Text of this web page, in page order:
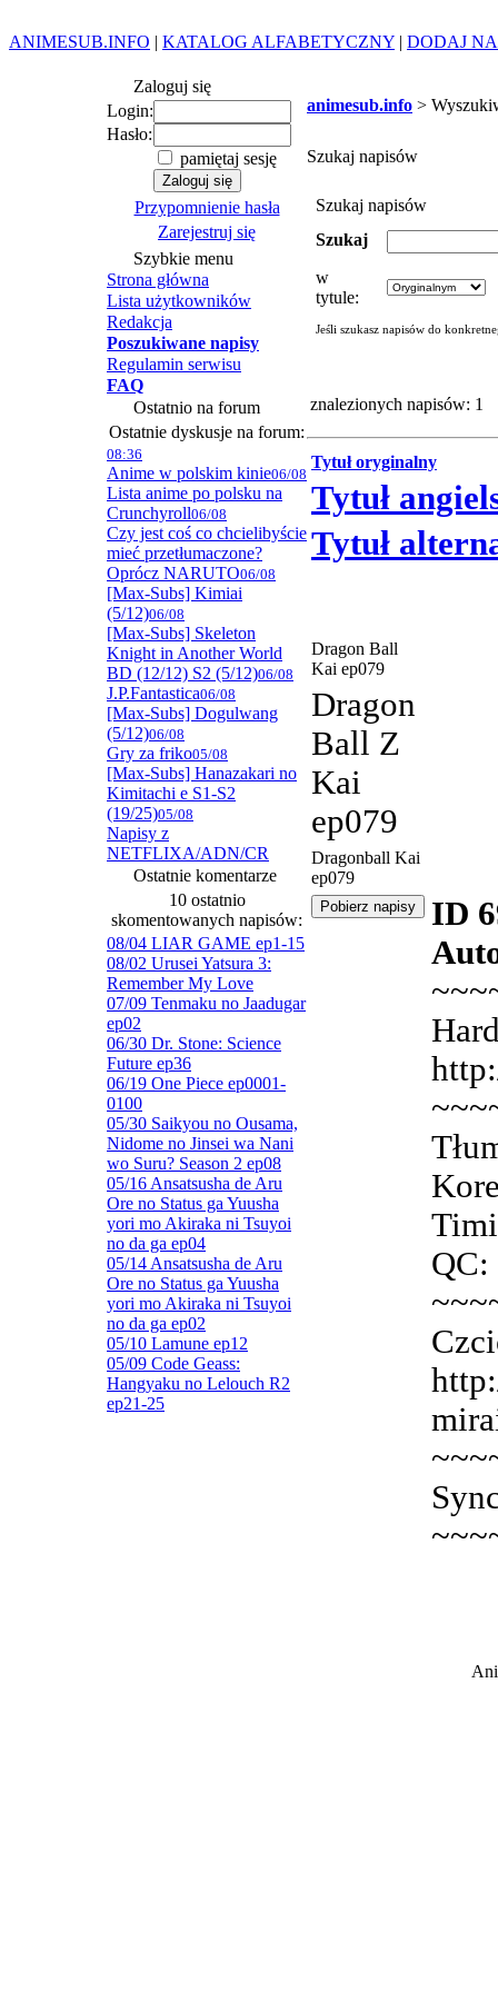
ANIMESUB.INFO | KATALOG ALFABETYCZNY | DODAJ
Zaloguj się
Login:
Hasło:
pamiętaj sesję
Przypomnienie hasła
Zarejestruj się
Szybkie menu
Strona główna
Lista użytkowników
Redakcja
Poszukiwane napisy
Regulamin serwisu
FAQ
Ostatnio na forum
Ostatnie dyskusje na forum:
08:36
Anime w polskim kinie06/08
Lista anime po polsku na
Crunchyroll06/08
Czy jest coś co chcielibyście
mieć przetłumaczone?
Oprócz NARUTO06/08
[Max-Subs] Kimiai
(5/12)06/08
[Max-Subs] Skeleton
Knight in Another World
BD (12/12) S2 (5/12)06/08
J.P.Fantastica06/08
[Max-Subs] Dogulwang
(5/12)06/08
Gry za friko05/08
[Max-Subs] Hanazakari no
Kimitachi e S1-S2
(19/25)05/08
Napisy z
NETFLIXA/ADN/CR
Ostatnie komentarze
10 ostatnio
skomentowanych napisów:
08/04 LIAR GAME ep1-15
08/02 Urusei Yatsura 3:
Remember My Love
07/09 Tenmaku no Jaadugar
ep02
06/30 Dr. Stone: Science
Future ep36
06/19 One Piece ep0001-
0100
05/30 Saikyou no Ousama,
Nidome no Jinsei wa Nani
wo Suru? Season 2 ep08
05/16 Ansatsusha de Aru
Ore no Status ga Yuusha
yori mo Akiraka ni Tsuyoi
no da ga ep04
05/14 Ansatsusha de Aru
Ore no Status ga Yuusha
yori mo Akiraka ni Tsuyoi
no da ga ep02
05/10 Lamune ep12
05/09 Code Geass:
Hangyaku no Lelouch R2
ep21-25
animesub.info >
Szukaj napisów
Szukaj napisów
Szukaj
w
tytule:
Jeśli szukasz napisów do
znalezionych napisów: 1
Tytuł oryginalny
Tytuł
Tytuł
Dragon Ball
Kai ep079
Dragon
Ball Z
Kai
ep079
Dragonball Kai
ep079
ID